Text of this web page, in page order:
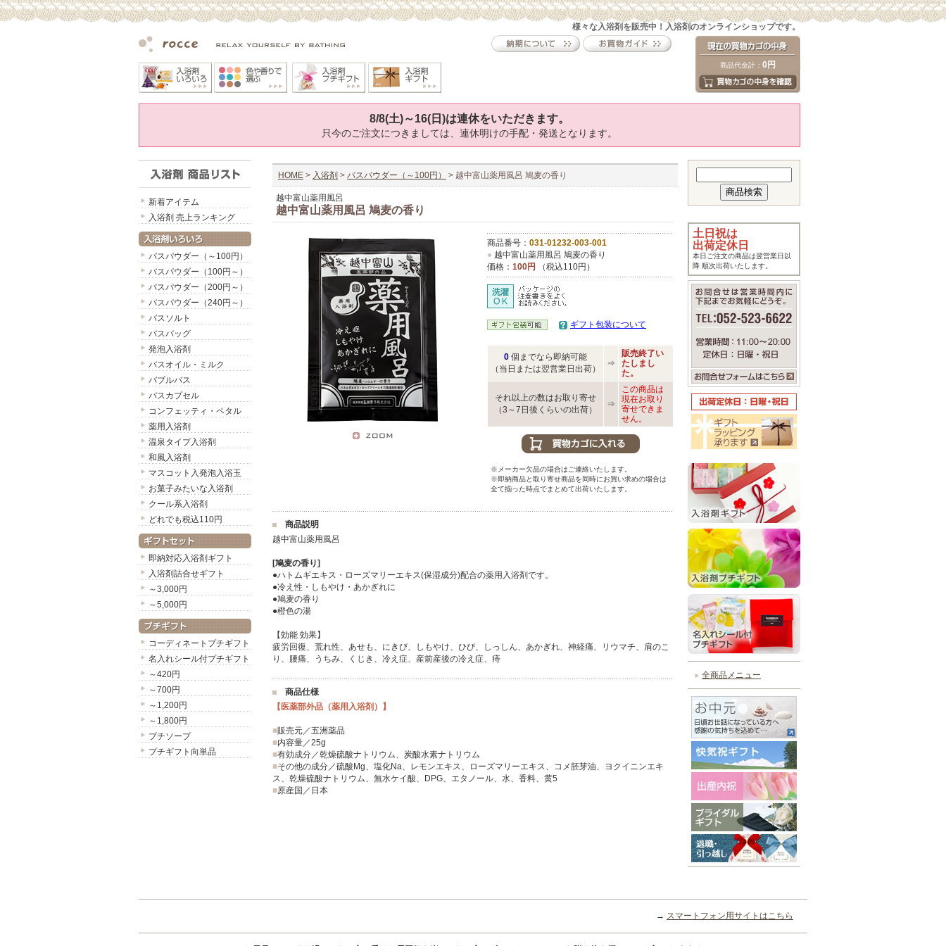
様々な入浴剤を販売中！入浴剤のオンラインショップです。
商品代金計： 0円
8/8(土)～16(日)は連休をいただきます。
只今のご注文につきましては、連休明けの手配・発送となります。
新着アイテム
入浴剤 売上ランキング
バスパウダー（～100円）
バスパウダー（100円～）
バスパウダー（200円～）
バスパウダー（240円～）
バスソルト
バスバッグ
発泡入浴剤
バスオイル・ミルク
バブルバス
バスカプセル
コンフェッティ・ペタル
薬用入浴剤
温泉タイプ入浴剤
和風入浴剤
マスコット入発泡入浴玉
お菓子みたいな入浴剤
クール系入浴剤
どれでも税込110円
即納対応入浴剤ギフト
入浴剤詰合せギフト
～3,000円
～5,000円
コーディネートプチギフト
名入れシール付プチギフト
～420円
～700円
～1,200円
～1,800円
プチソープ
プチギフト向単品
HOME > 入浴剤 > バスパウダー（～100円） > 越中富山薬用風呂 鳩麦の香り
越中富山薬用風呂
越中富山薬用風呂 鳩麦の香り
商品番号： 031-01232-003-001
● 越中富山薬用風呂 鳩麦の香り
価格： 100円 （税込110円）
ギフト包装について
0 個までなら即納可能
（当日または翌営業日出荷）
⇒
販売終了い
たしまし
た。
それ以上の数はお取り寄せ
（3～7日後くらいの出荷）
⇒
この商品は
現在お取り
寄せできま
せん。
※メーカー欠品の場合はご連絡いたします。
※即納商品と取り寄せ商品を同時にお買い求めの場合は
全て揃った時点でまとめて出荷いたします。
商品説明
越中富山薬用風呂
[鳩麦の香り]
●ハトムギエキス・ローズマリーエキス(保湿成分)配合の薬用入浴剤です。
●冷え性・しもやけ・あかぎれに
●鳩麦の香り
●橙色の湯
【効能 効果】
疲労回復、荒れ性、あせも、にきび、しもやけ、ひび、しっしん、あかぎれ、神経痛、リウマチ、肩のこ
り、腰痛、うちみ、くじき、冷え症、産前産後の冷え症、痔
商品仕様
【医薬部外品（薬用入浴剤）】
■販売元／五洲薬品
■内容量／25g
■有効成分／乾燥硫酸ナトリウム、炭酸水素ナトリウム
■その他の成分／硫酸Mg、塩化Na、レモンエキス、ローズマリーエキス、コメ胚芽油、ヨクイニンエキ
ス、乾燥硫酸ナトリウム、無水ケイ酸、DPG、エタノール、水、香料、黄5
■原産国／日本
土日祝は
出荷定休日
本日ご注文の商品は翌営業日以
降 順次出荷いたします。
全商品メニュー
→ スマートフォン用サイトはこちら